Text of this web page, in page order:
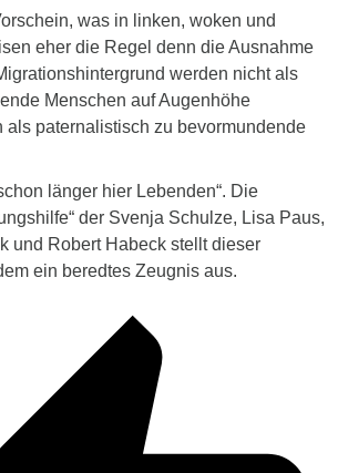
was in linken, woken und
eher die Regel denn die Ausnahme
werden nicht als
Menschen auf Augenhöhe
als paternalistisch zu bevormundende
länger hier Lebenden“. Die
der Svenja Schulze, Lisa Paus,
und Robert Habeck stellt dieser
ein beredtes Zeugnis aus.